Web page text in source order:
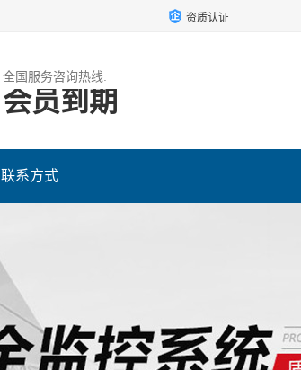
资质认证
全国服务咨询热线:
会员到期
联系方式